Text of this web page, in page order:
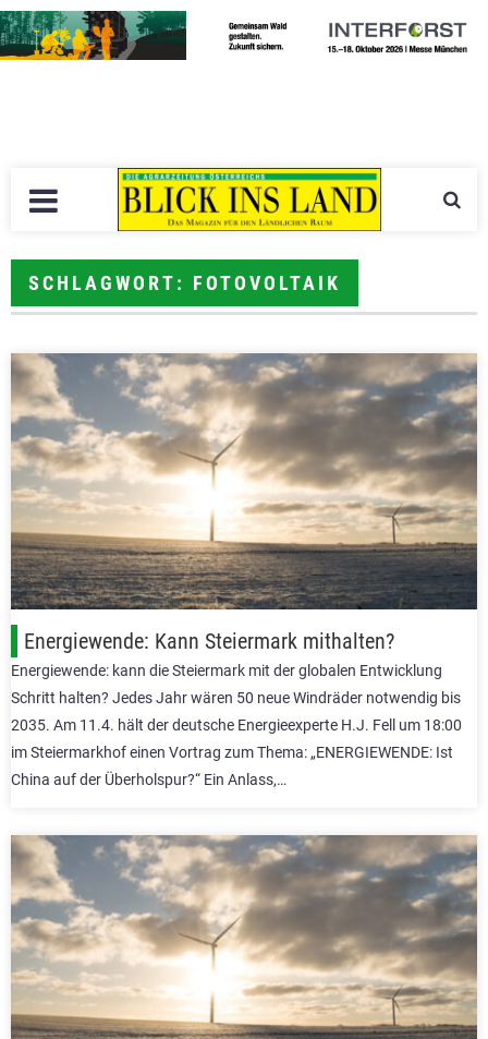
SCHLAGWORT: FOTOVOLTAIK
Energiewende: Kann Steiermark mithalten?
Energiewende: kann die Steiermark mit der globalen Entwicklung
Schritt halten? Jedes Jahr wären 50 neue Windräder notwendig bis
2035. Am 11.4. hält der deutsche Energieexperte H.J. Fell um 18:00
im Steiermarkhof einen Vortrag zum Thema: „ENERGIEWENDE: Ist
China auf der Überholspur?“ Ein Anlass,…